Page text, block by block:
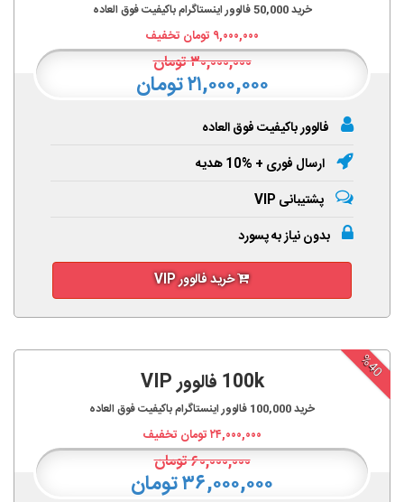
خرید50,000فالوور اینستاگرام باکیفیت فوق العاده
۹,۰۰۰,۰۰۰ تومان تخفیف
۳۰,۰۰۰,۰۰۰تومان
۲۱,۰۰۰,۰۰۰ تومان
فالوور باکیفیت فوق العاده
ارسال فوری + %10 هدیه
پشتیبانی VIP
بدون نیاز به پسورد
خرید فالوور VIP
%40
100k فالوور VIP
خرید100,000 فالوور اینستاگرام باکیفیت فوق العاده
۲۴,۰۰۰,۰۰۰تومان تخفیف
۶۰,۰۰۰,۰۰۰تومان
۳۶,۰۰۰,۰۰۰ تومان